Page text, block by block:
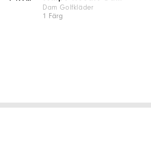
Dam Golfkläder
1 Färg